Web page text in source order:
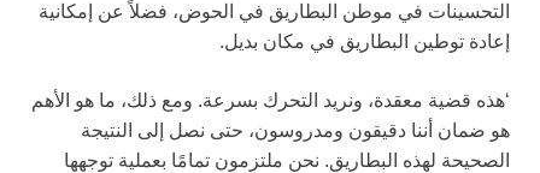
التحسينات في موطن البطاريق في الحوض، فضلاً عن إمكانية
إعادة توطين البطاريق في مكان بديل.
‘هذه قضية معقدة، ونريد التحرك بسرعة. ومع ذلك، ما هو الأهم
هو ضمان أننا دقيقون ومدروسون، حتى نصل إلى النتيجة
الصحيحة لهذه البطاريق. نحن ملتزمون تمامًا بعملية توجهها